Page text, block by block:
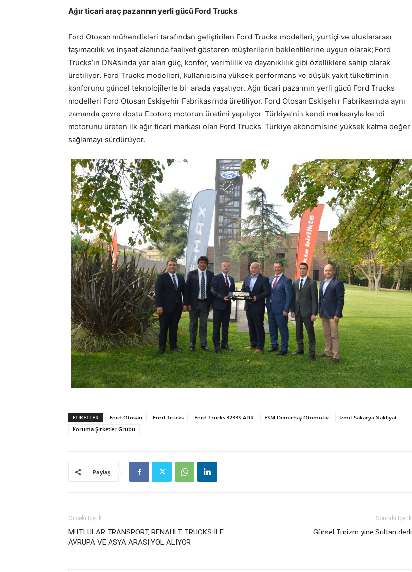
Ağır ticari araç pazarının yerli gücü Ford Trucks
Ford Otosan mühendisleri tarafından geliştirilen Ford Trucks modelleri, yurtiçi ve uluslararası
taşımacılık ve inşaat alanında faaliyet gösteren müşterilerin beklentilerine uygun olarak; Ford
Trucks’ın DNA’sında yer alan güç, konfor, verimlilik ve dayanıklılık gibi özelliklere sahip olarak
üretiliyor. Ford Trucks modelleri, kullanıcısına yüksek performans ve düşük yakıt tüketiminin
konforunu güncel teknolojilerle bir arada yaşatıyor. Ağır ticari pazarının yerli gücü Ford Trucks
modelleri Ford Otosan Eskişehir Fabrikası’nda üretiliyor. Ford Otosan Eskişehir Fabrikası’nda aynı
zamanda çevre dostu Ecotorq motorun üretimi yapılıyor. Türkiye’nin kendi markasıyla kendi
motorunu üreten ilk ağır ticari markası olan Ford Trucks, Türkiye ekonomisine yüksek katma değer
sağlamayı sürdürüyor.
ETIKETLER Ford Otosan Ford Trucks Ford Trucks 3233S ADR FSM Demirbaş Otomotiv
İzmit Sakarya Nakliyat
Koruma Şirketler Grubu
Paylaş
Önceki İçerik
MUTLULAR TRANSPORT, RENAULT TRUCKS İLE
AVRUPA VE ASYA ARASI YOL ALIYOR
Sonraki İçerik
Gürsel Turizm yine Sultan dedi